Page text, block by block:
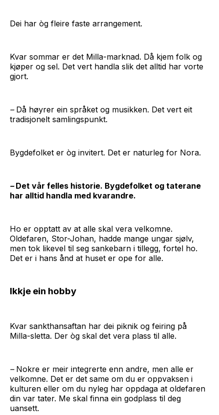
Dei har òg fleire faste arrangement.
Kvar sommar er det Milla-marknad. Då kjem folk og
kjøper og sel. Det vert handla slik det alltid har vorte
gjort.
– Då høyrer ein språket og musikken. Det vert eit
tradisjonelt samlingspunkt.
Bygdefolket er òg invitert. Det er naturleg for Nora.
–Det vår felles historie. Bygdefolket og taterane
har alltid handla med kvarandre.
Ho er opptatt av at alle skal vera velkomne.
Oldefaren, Stor-Johan, hadde mange ungar sjølv,
men tok likevel til seg sankebarn i tillegg, fortel ho.
Det er i hans ånd at huset er ope for alle.
Ikkje ein hobby
Kvar sankthansaftan har dei piknik og feiring på
Milla-sletta. Der òg skal det vera plass til alle.
– Nokre er meir integrerte enn andre, men alle er
velkomne. Det er det same om du er oppvaksen i
kulturen eller om du nyleg har oppdaga at oldefaren
din var tater. Me skal finna ein godplass til deg
uansett.